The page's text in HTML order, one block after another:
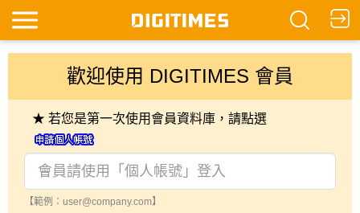
歡迎使用 DIGITIMES 會員
★ 若您是第一次使用會員資料庫，請點選
【範例：user@company.com】